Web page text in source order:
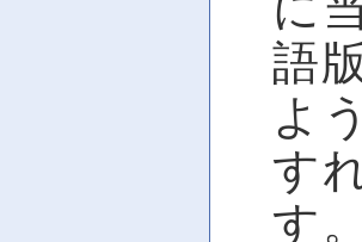
語
よ
す
す